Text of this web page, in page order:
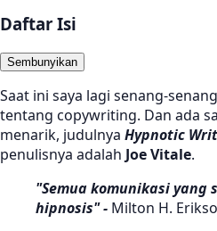
Daftar Isi
Sembunyikan
Saat ini saya lagi senang-
tentang copywriting. Dan ada
menarik, judulnya Hypnotic
penulisnya adalah Joe Vitale.
"Semua komunikasi yang
hipnosis" - Milton H.